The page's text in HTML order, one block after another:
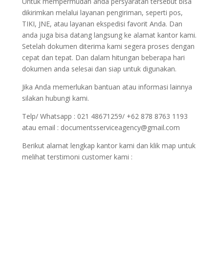
dikirimkan melalui layanan pengiriman, seperti pos,
TIKI, JNE, atau layanan ekspedisi favorit Anda. Dan
anda juga bisa datang langsung ke alamat kantor kami.
Setelah dokumen diterima kami segera proses dengan
cepat dan tepat. Dan dalam hitungan beberapa hari
dokumen anda selesai dan siap untuk digunakan.
Jika Anda memerlukan bantuan atau informasi lainnya
silakan hubungi kami.
Telp/ Whatsapp : 021 48671259/ +62 878 8763 1193
atau email : documentsserviceagency@gmail.com
Berikut alamat lengkap kantor kami dan klik map untuk
melihat terstimoni customer kami :